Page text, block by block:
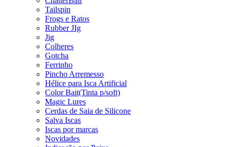
Tailspin
Frogs e Ratos
Rubber JIg
Jig
Colheres
Gotcha
Ferrinho
Pincho Arremesso
Hélice para Isca Artificial
Color Bait(Tinta p/soft)
Magic Lures
Cerdas de Saia de Silicone
Salva Iscas
Iscas por marcas
Novidades